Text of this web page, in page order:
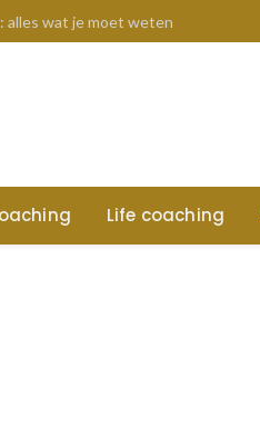
alles wat je moet weten
Life coaching